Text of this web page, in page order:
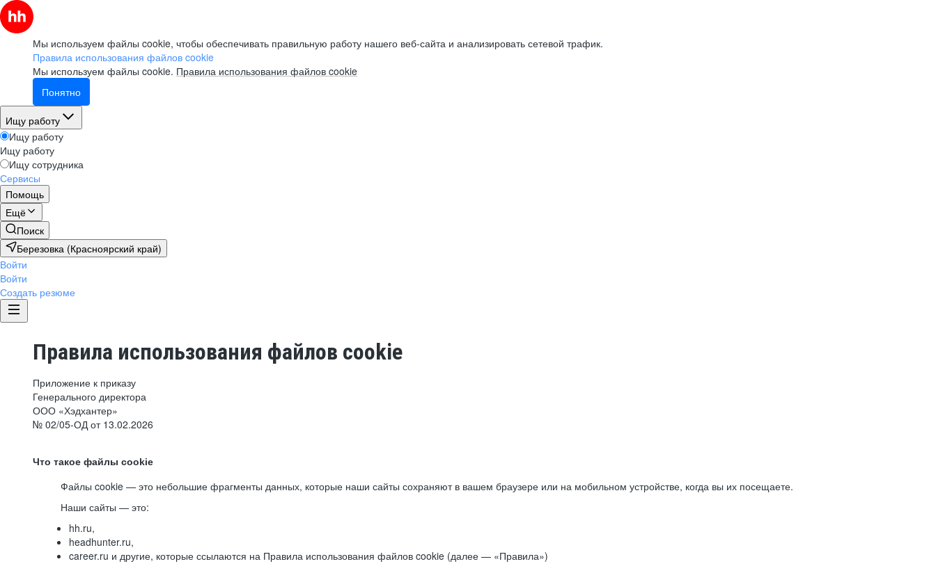
Мы используем файлы cookie, чтобы обеспечивать правильную работу нашего веб-сайта и анализировать сетевой трафик.
Правила использования файлов cookie
Мы используем файлы cookie. Правила использования файлов cookie
Понятно
Ищу работу
Ищу работу
Ищу работу
Ищу сотрудника
Сервисы
Помощь
Ещё
Поиск
Березовка (Красноярский край)
Войти
Войти
Создать резюме
Правила использования файлов cookie
Приложение к приказу
Генерального директора
ООО «Хэдхантер»
№ 02/05-ОД от 13.02.2026
Что такое файлы cookie
Файлы cookie — это небольшие фрагменты данных, которые наши сайты сохраняют в вашем браузере или на мобильном устройстве, когда вы их посещаете.
Наши сайты — это:
hh.ru,
headhunter.ru,
career.ru и другие, которые ссылаются на Правила использования файлов cookie (далее — «Правила»)